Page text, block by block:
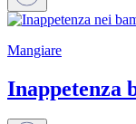
Mangiare
Inappetenza